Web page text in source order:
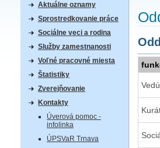
Aktuálne oznamy
Sprostredkovanie práce
Sociálne veci a rodina
Služby zamestnanosti
Voľné pracovné miesta
Štatistiky
Zverejňovanie
Kontakty
Úverová pomoc -
infolinka
ÚPSVaR Trnava